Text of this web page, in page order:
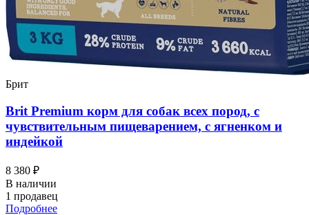
Брит
Brit Premium корм для собак всех пород, с
чувствительным пищеварением, с ягненком и
индейкой
8 380 ₽
В наличии
1 продавец
Подробнее